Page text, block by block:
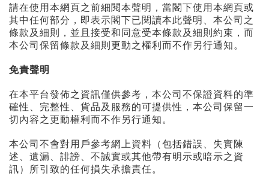
請在使用本網頁之前細閱本聲明，當閣下使用本網頁或
其中任何部分，即表示閣下已閱讀本此聲明、本公司之
條款及細則，並且接受和同意受本條款及細則約束，而
本公司保留條款及細則更動之權利而不作另行通知。
免責聲明
在本平台發佈之資訊僅供參考，本公司不保證資料的準
確性、完整性、貨品及服務的可提供性，本公司保留一
切內容之更動權利而不作另行通知。
本公司不會對用戶參考網上資料（包括錯誤、失實陳
述、遺漏、誹謗、不誠實或其他帶有明示或暗示之資
訊）所引致的任何損失承擔責任。